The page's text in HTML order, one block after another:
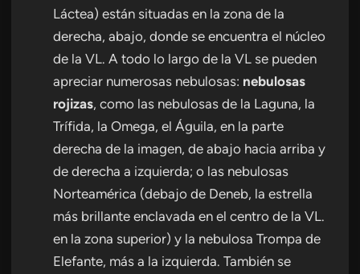
Láctea) están situadas en la zona de la
derecha, abajo, donde se encuentra el núcleo
de la VL. A todo lo largo de la VL se pueden
apreciar numerosas nebulosas: nebulosas
rojizas, como las nebulosas de la Laguna, la
Trífida, la Omega, el Águila, en la parte
derecha de la imagen, de abajo hacia arriba y
de derecha a izquierda; o las nebulosas
Norteamérica (debajo de Deneb, la estrella
más brillante enclavada en el centro de la VL.
en la zona superior) y la nebulosa Trompa de
Elefante, más a la izquierda. También se